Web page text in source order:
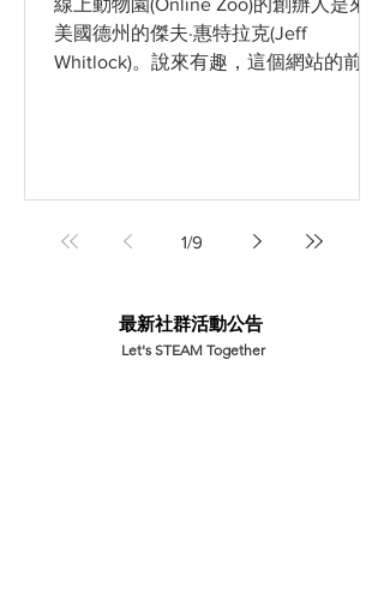
線上動物園(Online Zoo)的創辦人是來自
美國德州的傑夫·惠特拉克(Jeff
Whitlock)。說來有趣，這個網站的前身
1/9
​最新社群活動公告
Let's STEAM Together